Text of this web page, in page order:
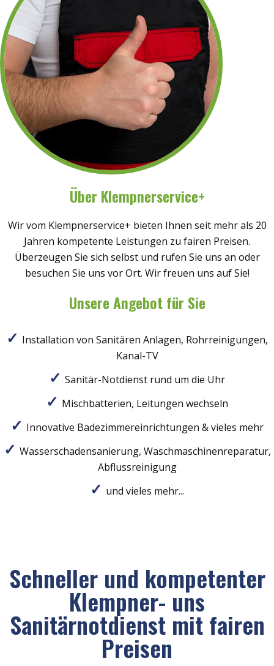
Über Klempnerservice+
Wir vom Klempnerservice+ bieten Ihnen seit mehr als 20
Jahren kompetente Leistungen zu fairen Preisen.
Überzeugen Sie sich selbst und rufen Sie uns an oder
besuchen Sie uns vor Ort. Wir freuen uns auf Sie!
Unsere Angebot für Sie
Installation von Sanitären Anlagen, Rohrreinigungen,
Kanal-TV
Sanitär-Notdienst rund um die Uhr
Mischbatterien, Leitungen wechseln
Innovative Badezimmereinrichtungen & vieles mehr
Wasserschadensanierung, Waschmaschinenreparatur,
Abflussreinigung
und vieles mehr...
Schneller und kompetenter
Klempner- uns
Sanitärnotdienst mit fairen
Preisen